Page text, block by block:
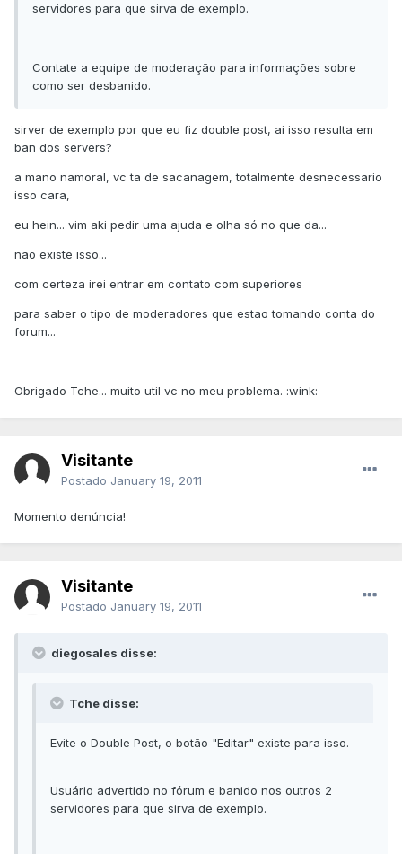
servidores para que sirva de exemplo.
Contate a equipe de moderação para informações sobre
como ser desbanido.
sirver de exemplo por que eu fiz double post, ai isso resulta em
ban dos servers?
a mano namoral, vc ta de sacanagem, totalmente desnecessario
isso cara,
eu hein... vim aki pedir uma ajuda e olha só no que da...
nao existe isso...
com certeza irei entrar em contato com superiores
para saber o tipo de moderadores que estao tomando conta do
forum...
Obrigado Tche... muito util vc no meu problema. :wink:
Visitante
Postado January 19, 2011
Momento denúncia!
Visitante
Postado January 19, 2011
diegosales disse:
Tche disse:
Evite o Double Post, o botão "Editar" existe para isso.
Usuário advertido no fórum e banido nos outros 2
servidores para que sirva de exemplo.